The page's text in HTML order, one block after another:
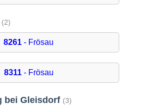
(2)
8261 - Frösau
8311- Frösau
bei Gleisdorf (3)